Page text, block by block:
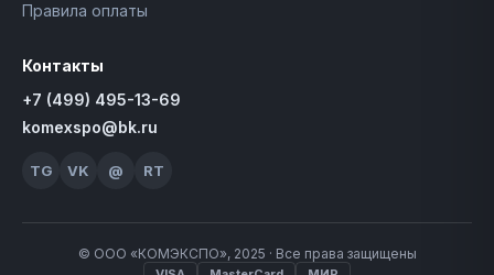
Правила оплаты
Контакты
+7 (499) 495-13-69
komexspo@bk.ru
TG VK @ RT
© ООО «КОМЭКСПО», 2025 · Все права защищены